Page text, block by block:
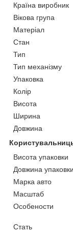
Країна виробник
Вікова група
Матеріал
Стан
Тип
Тип механізму
Упаковка
Колір
Висота
Ширина
Довжина
Висота упаковки
Довжина упаковки
Марка авто
Масштаб
Особености
Стать